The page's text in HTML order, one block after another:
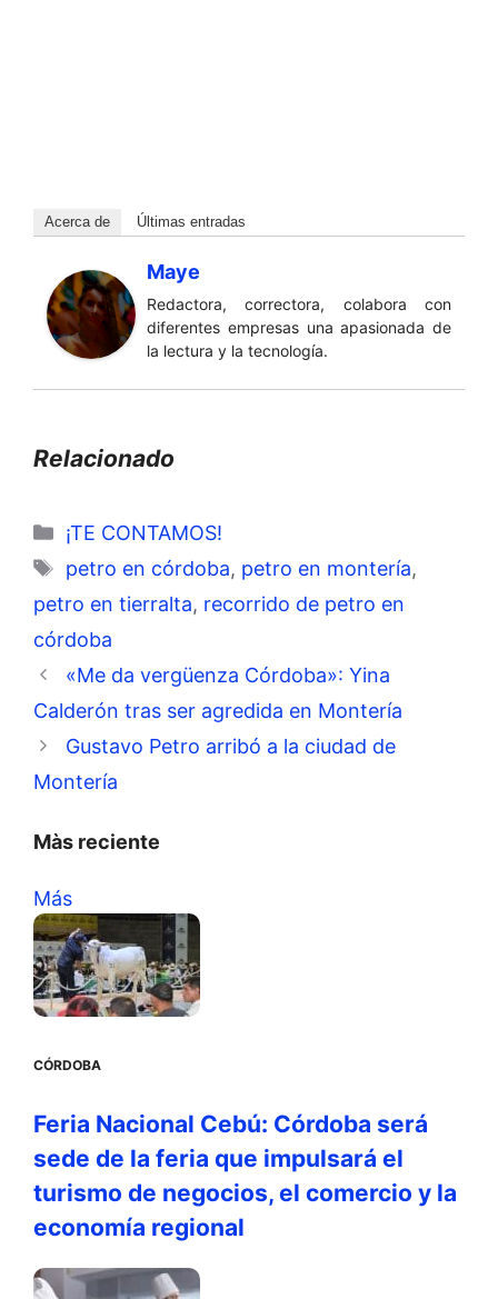
Acerca de Últimas entradas
Maye
Redactora, correctora, colabora con
diferentes empresas una apasionada de
la lectura y la tecnología.
Relacionado
Categorías
¡TE CONTAMOS!
Etiquetas
petro en córdoba, petro en montería,
petro en tierralta, recorrido de petro en
córdoba
«Me da vergüenza Córdoba»: Yina
Calderón tras ser agredida en Montería
Gustavo Petro arribó a la ciudad de
Montería
Màs reciente
Más
CÓRDOBA
Feria Nacional Cebú: Córdoba será
sede de la feria que impulsará el
turismo de negocios, el comercio y la
economía regional